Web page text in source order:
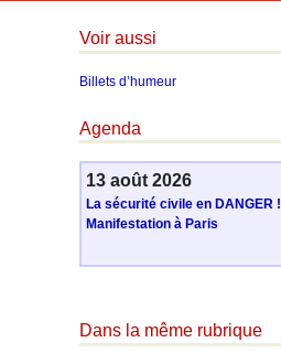
Voir aussi
Billets d’humeur
Agenda
13 août 2026
La sécurité civile en DANGER !
Manifestation à Paris
Dans la même rubrique